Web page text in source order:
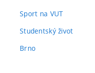
Sport na VUT
Studentský život
Brno